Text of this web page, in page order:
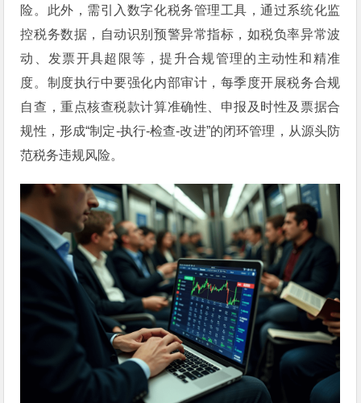
险。此外，需引入数字化税务管理工具，通过系统化监
控税务数据，自动识别预警异常指标，如税负率异常波
动、发票开具超限等，提升合规管理的主动性和精准
度。制度执行中要强化内部审计，每季度开展税务合规
自查，重点核查税款计算准确性、申报及时性及票据合
规性，形成“制定-执行-检查-改进”的闭环管理，从源头防
范税务违规风险。